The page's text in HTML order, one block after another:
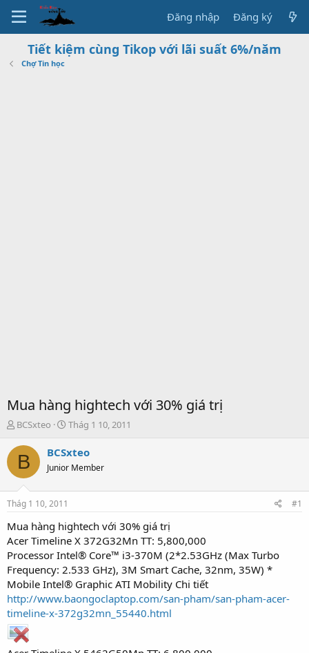
Đăng nhập Đăng ký
Tiết kiệm cùng Tikop với lãi suất 6%/năm
Chợ Tin học
Mua hàng hightech với 30% giá trị
T
r
a
s
t
a
t
e
r
BCSxteo
S
a
e
Thág 1 10, 2011
B BCSxteo
Junior Member
Thág 1 10, 2011 #1
Mua hàng hightech với 30% giá trị
Acer Timeline X 372G32Mn TT: 5,800,000
Processor Intel® Core™ i3-370M (2*2.53GHz (Max Turbo
Frequency: 2.533 GHz), 3M Smart Cache, 32nm, 35W) *
Mobile Intel® Graphic ATI Mobility Chi tiết
http://www.baongoclaptop.com/san-pham/san-pham-acer-
timeline-x-372g32mn_55440.html